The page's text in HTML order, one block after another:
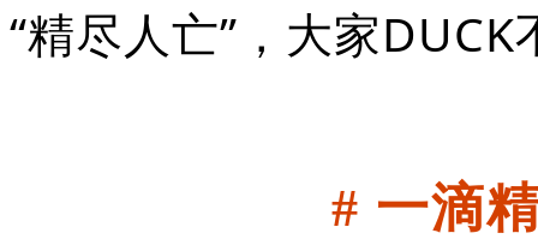
“精尽人亡”，大家
# 一滴